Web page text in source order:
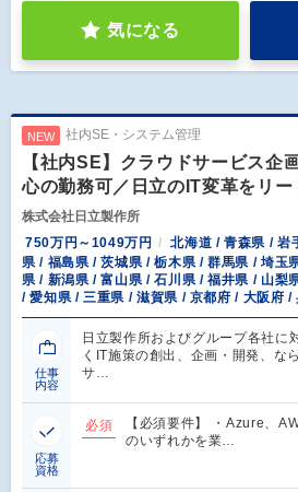
気になる
NEW 社内SE・システム管理
【社内SE】クラウドサービス企
心の勤務可／日立のIT変革をリー
株式会社日立製作所
750万円～1049万円
北海道 / 青森県 / 岩
県 / 福島県 / 茨城県 / 栃木県 / 群馬県 / 埼玉
県 / 新潟県 / 富山県 / 石川県 / 福井県 / 山梨
/ 愛知県 / 三重県 / 滋賀県 / 京都府 / 大阪府
仕事
内容
日立製作所およびグループ各社に
くIT施策の創出、企画・開発、な
サ…
応募
資格
必須
【必須要件】 ・Azure、
のいずれかを業…